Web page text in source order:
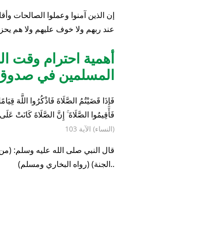
أهمية الصلاة في
صدوق وحول العالم
إن الذين آمنوا وعملوا الصالحات
عند ربهم ولا خوف عليهم ولا هم